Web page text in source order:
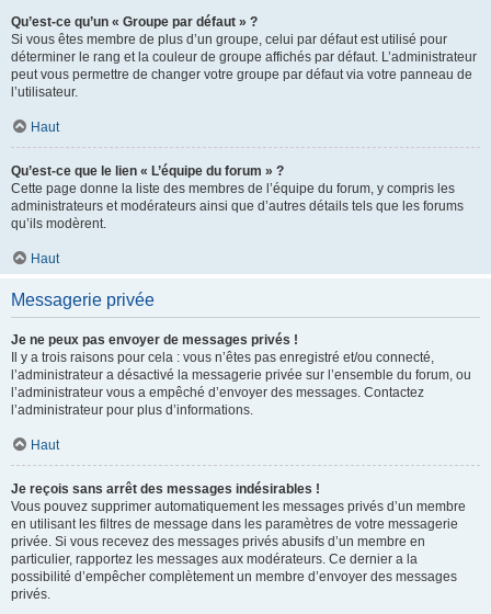
Qu’est-ce qu’un « Groupe par défaut » ?
Si vous êtes membre de plus d’un groupe, celui par défaut est utilisé pour
déterminer le rang et la couleur de groupe affichés par défaut. L’administrateur
peut vous permettre de changer votre groupe par défaut via votre panneau de
l’utilisateur.
Haut
Qu’est-ce que le lien « L’équipe du forum » ?
Cette page donne la liste des membres de l’équipe du forum, y compris les
administrateurs et modérateurs ainsi que d’autres détails tels que les forums
qu’ils modèrent.
Haut
Messagerie privée
Je ne peux pas envoyer de messages privés !
Il y a trois raisons pour cela : vous n’êtes pas enregistré et/ou connecté,
l’administrateur a désactivé la messagerie privée sur l’ensemble du forum, ou
l’administrateur vous a empêché d’envoyer des messages. Contactez
l’administrateur pour plus d’informations.
Haut
Je reçois sans arrêt des messages indésirables !
Vous pouvez supprimer automatiquement les messages privés d’un membre
en utilisant les filtres de message dans les paramètres de votre messagerie
privée. Si vous recevez des messages privés abusifs d’un membre en
particulier, rapportez les messages aux modérateurs. Ce dernier a la
possibilité d’empêcher complètement un membre d’envoyer des messages
privés.